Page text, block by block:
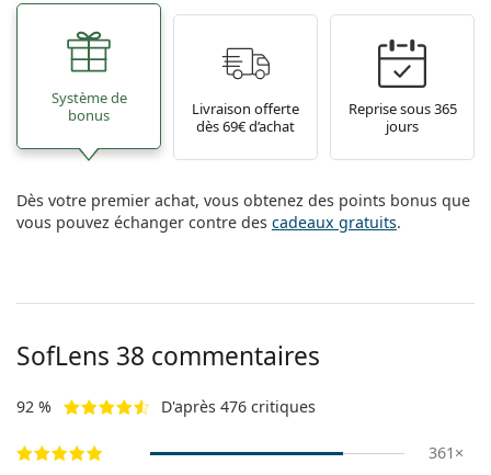
Système de
bonus
Livraison offerte
dès 69€ d’achat
Reprise sous 365
jours
Dès votre premier achat, vous obtenez des points bonus que
vous pouvez échanger contre des cadeaux gratuits.
SofLens 38 commentaires
92 % D'après 476 critiques
361×